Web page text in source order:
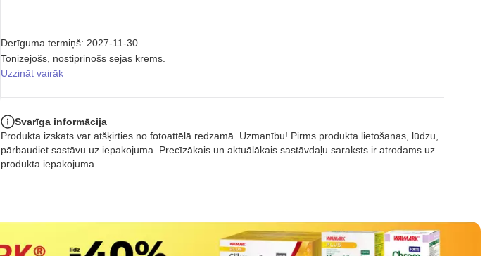
Derīguma termiņš: 2027-11-30
Tonizējošs, nostiprinošs sejas krēms.
Uzzināt vairāk
Svarīga informācija
Produkta izskats var atšķirties no fotoattēlā redzamā. Uzmanību! Pirms produkta lietošanas, lūdzu,
pārbaudiet sastāvu uz iepakojuma. Precīzākais un aktuālākais sastāvdaļu saraksts ir atrodams uz
produkta iepakojuma